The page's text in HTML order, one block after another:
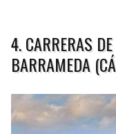
4. CARRERAS
BARRAMEDA